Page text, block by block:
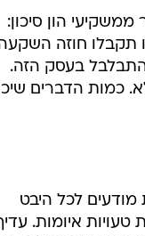
הון סיכון:
תקבלו חוזה
בעסק הזה.
כמות הדברים
חייבים להיות מודעים לכל היבט
איומות.